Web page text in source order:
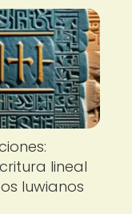
lineal
luwianos